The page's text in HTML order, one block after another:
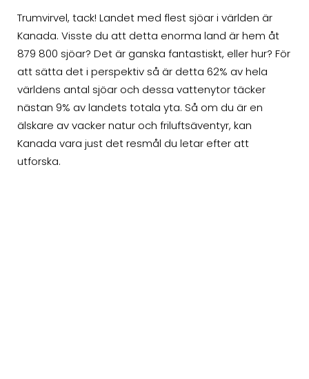
Trumvirvel, tack! Landet med flest sjöar i världen är
Kanada. Visste du att detta enorma land är hem åt
879 800 sjöar? Det är ganska fantastiskt, eller hur? För
att sätta det i perspektiv så är detta 62% av hela
världens antal sjöar och dessa vattenytor täcker
nästan 9% av landets totala yta. Så om du är en
älskare av vacker natur och friluftsäventyr, kan
Kanada vara just det resmål du letar efter att
utforska.